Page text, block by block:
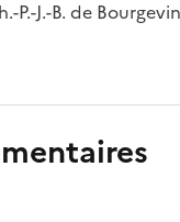
P.-J.-B. de